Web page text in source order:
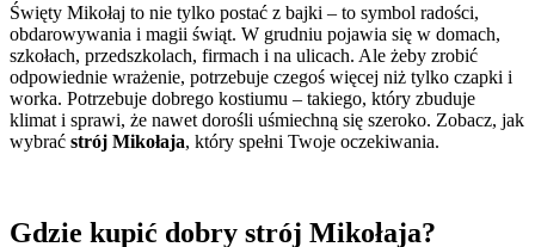
Święty Mikołaj to nie tylko postać z bajki – to symbol radości,
obdarowywania i magii świąt. W grudniu pojawia się w domach,
szkołach, przedszkolach, firmach i na ulicach. Ale żeby zrobić
odpowiednie wrażenie, potrzebuje czegoś więcej niż tylko czapki i
worka. Potrzebuje dobrego kostiumu – takiego, który zbuduje
klimat i sprawi, że nawet dorośli uśmiechną się szeroko. Zobacz, jak
wybrać strój Mikołaja, który spełni Twoje oczekiwania.
Gdzie kupić dobry strój Mikołaja?